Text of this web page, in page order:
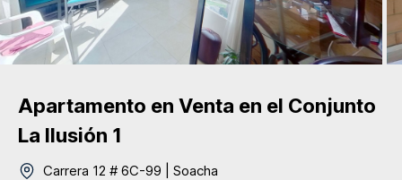
Apartamento en Venta en el Conjunto
La Ilusión 1
Carrera 12 # 6C-99 Soacha